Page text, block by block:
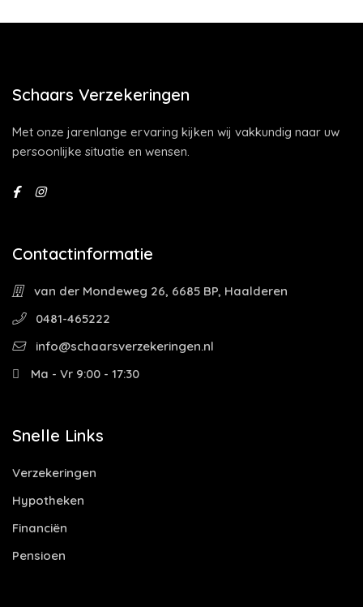
Schaars Verzekeringen
Met onze jarenlange ervaring kijken wij vakkundig naar uw
persoonlijke situatie en wensen.
Contactinformatie
van der Mondeweg 26, 6685 BP, Haalderen
0481-465222
info@schaarsverzekeringen.nl
Ma - Vr 9:00 - 17:30
Snelle Links
Verzekeringen
Hypotheken
Financiën
Pensioen